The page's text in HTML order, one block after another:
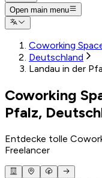
Open main menu
Coworking
Deutschland
Landau in der
Coworking
Pfalz,
Entdecke tolle
Freelancer